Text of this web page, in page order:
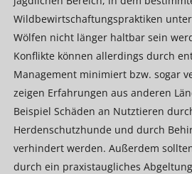
Wildbewirtschaftungspraktiken
Wölfen nicht länger haltbar sein
Konflikte können allerdings durch
Management minimiert bzw. sogar
zeigen Erfahrungen aus anderen
Beispiel Schäden an Nutztieren
Herdenschutzhunde und durch
verhindert werden. Außerdem
durch ein praxistaugliches